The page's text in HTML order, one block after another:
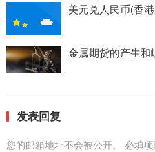
美元兑人民币(香
金属期货的产生和
发表回复
您的邮箱地址不会被公开。 必填